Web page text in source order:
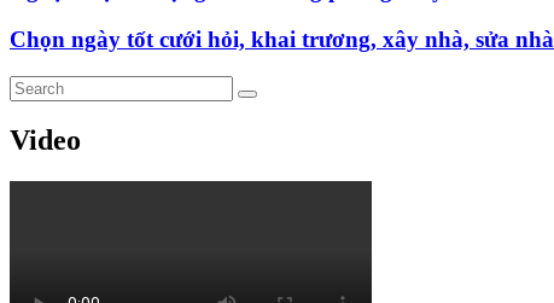
Chọn ngày tốt cưới hỏi, khai trương, xây nhà, sửa nhà
Video